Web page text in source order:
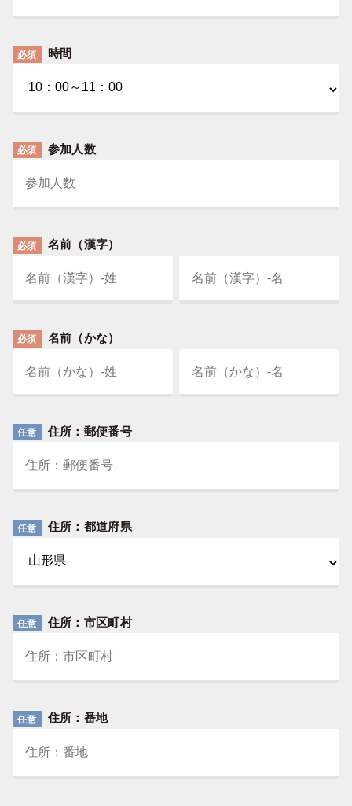
必須 時間
必須 参加人数
必須 名前（漢字）
必須 名前（かな）
任意 住所：郵便番号
任意 住所：都道府県
任意 住所：市区町村
任意 住所：番地